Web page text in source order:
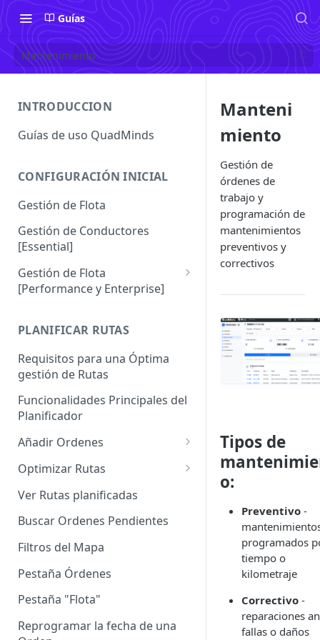
Guías
Mantenimiento
INTRODUCCION
Guías de uso QuadMinds
CONFIGURACIÓN INICIAL
Gestión de Flota
Gestión de Conductores
[Essential]
Gestión de Flota
[Performance y Enterprise]
Enterprise]
Vehículos
Agrupación de dispositivos
Asignación de dispositivos a
usuarios
PLANIFICAR RUTAS
Requisitos para una Óptima
gestión de Rutas
Funcionalidades Principales del
Planificador
Añadir Ordenes
Definición de una Orden
Añadir de forma manual
Añadir con el archivo standard
Añadir con Plantilla propia
Añadir con la plantilla
Añadir desde Tiendas e-
Optimizar Rutas
¿Cómo Saber si mi ruta está
optimizada?
Variables para optimizar las
Rutas
Definir la Ventana Horaria de
Ver Rutas planificadas
Buscar Ordenes Pendientes
Filtros del Mapa
Pestaña Órdenes
Pestaña "Flota"
Reprogramar la fecha de una
Manteni
miento
Gestión de
órdenes de
trabajo y
programación de
mantenimientos
preventivos y
correctivos
Tipos de
o:
Preventivo -
programados
tiempo o
kilometraje
Correctivo -
reparaciones
fallas o daños